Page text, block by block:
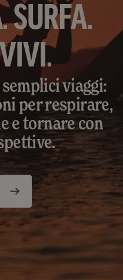
SURFA.
viaggi:
per respirare,
e tornare con